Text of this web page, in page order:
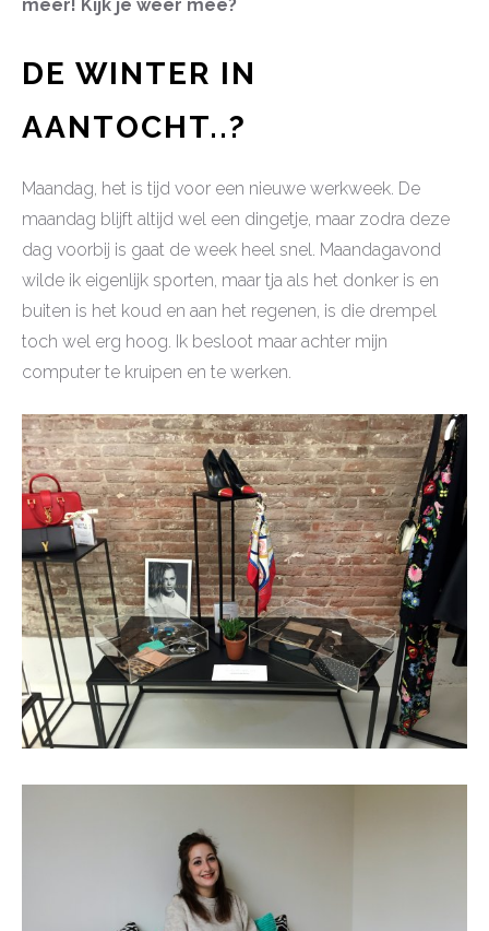
meer! Kijk je weer mee?
DE WINTER IN
AANTOCHT..?
Maandag, het is tijd voor een nieuwe werkweek. De
maandag blijft altijd wel een dingetje, maar zodra deze
dag voorbij is gaat de week heel snel. Maandagavond
wilde ik eigenlijk sporten, maar tja als het donker is en
buiten is het koud en aan het regenen, is die drempel
toch wel erg hoog. Ik besloot maar achter mijn
computer te kruipen en te werken.